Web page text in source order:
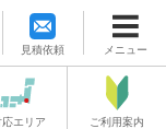
見積依頼 メニュー
応エリア ご利用案内